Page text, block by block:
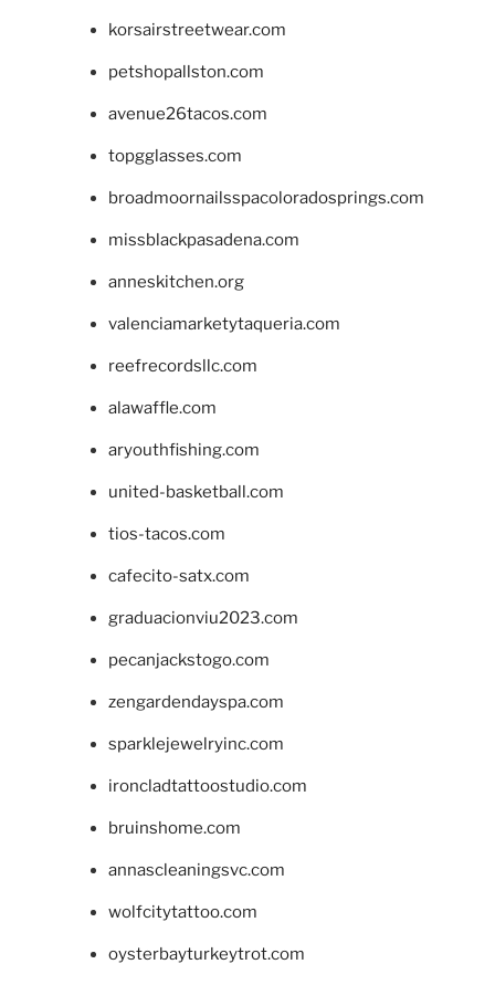
korsairstreetwear.com
petshopallston.com
avenue26tacos.com
topgglasses.com
broadmoornailsspacoloradosprings.com
missblackpasadena.com
anneskitchen.org
valenciamarketytaqueria.com
reefrecordsllc.com
alawaffle.com
aryouthfishing.com
united-basketball.com
tios-tacos.com
cafecito-satx.com
graduacionviu2023.com
pecanjackstogo.com
zengardendayspa.com
sparklejewelryinc.com
ironcladtattoostudio.com
bruinshome.com
annascleaningsvc.com
wolfcitytattoo.com
oysterbayturkeytrot.com